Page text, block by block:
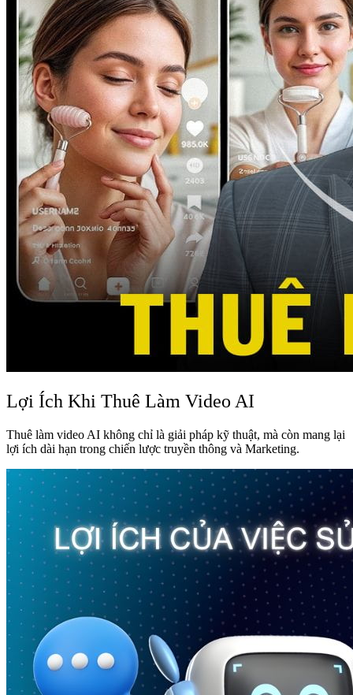
Lợi Ích Khi Thuê Làm Video AI
Thuê làm video AI không chỉ là giải pháp kỹ thuật, mà còn mang lại
lợi ích dài hạn trong chiến lược truyền thông và Marketing.